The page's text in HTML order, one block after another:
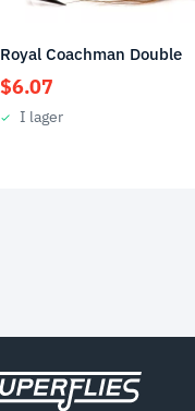
Royal Coachman Double
$6.07
I lager